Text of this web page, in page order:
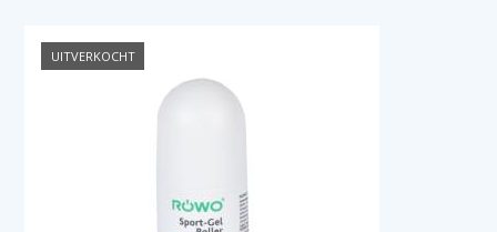
UITVERKOCHT